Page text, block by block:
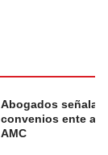
Abogados
convenios ente
AMC